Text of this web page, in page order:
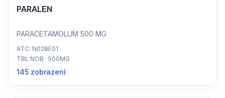
PARALEN
PARACETAMOLUM 500 MG
ATC: N02BE01
TBL NOB · 500MG
145 zobrazení